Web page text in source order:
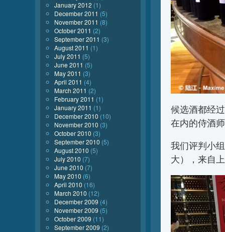
候选酒都经
在内的侍酒
我们评判小
大），来自
January 2012 (1)
December 2011 (5)
November 2011 (8)
October 2011 (2)
September 2011 (3)
August 2011 (1)
July 2011 (5)
June 2011 (5)
May 2011 (3)
April 2011 (4)
March 2011 (2)
February 2011 (1)
January 2011 (1)
December 2010 (10)
November 2010 (3)
October 2010 (3)
September 2010 (5)
August 2010 (5)
July 2010 (7)
June 2010 (7)
May 2010 (6)
April 2010 (16)
March 2010 (12)
December 2009 (4)
November 2009 (5)
October 2009 (11)
September 2009 (2)